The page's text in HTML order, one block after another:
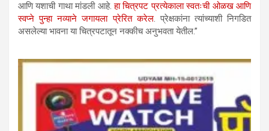
आणि यशाची गाथा मांडली आहे.हा चित्रपट प्रत्येकाला स्वतःची ओळख आणि
स्वप्ने पुन्हा नव्याने जगायला प्रेरित करेल. प्रेक्षकांना त्यांच्याशी निगडित
असलेल्या भावना या चित्रपटातून नक्कीच अनुभवता येतील.”